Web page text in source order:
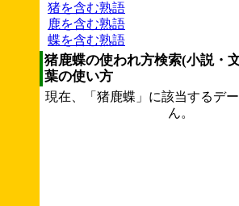
猪を含む熟語
鹿を含む熟語
蝶を含む熟語
猪鹿蝶の使われ方検索(小説・
葉の使い方
現在、「猪鹿蝶」に該当するデ
ん。